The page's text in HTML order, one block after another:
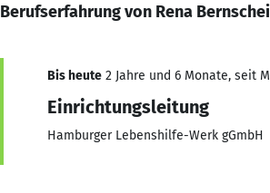
Berufserfahrung von Rena
Bis heute 2 Jahre und 6 Monate, seit
Einrichtungsleitung
Hamburger Lebenshilfe-Werk gGmbH